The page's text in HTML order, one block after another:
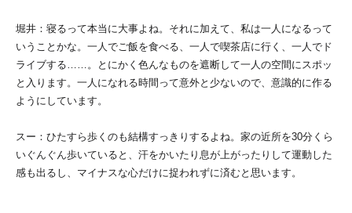
堀井：寝るって本当に大事よね。それに加えて、私は一人になるって
いうことかな。一人でご飯を食べる、一人で喫茶店に行く、一人でド
ライブする……。とにかく色んなものを遮断して一人の空間にスポッ
と入ります。一人になれる時間って意外と少ないので、意識的に作る
ようにしています。
スー：ひたすら歩くのも結構すっきりするよね。家の近所を30分くら
いぐんぐん歩いていると、汗をかいたり息が上がったりして運動した
感も出るし、マイナスな心だけに捉われずに済むと思います。